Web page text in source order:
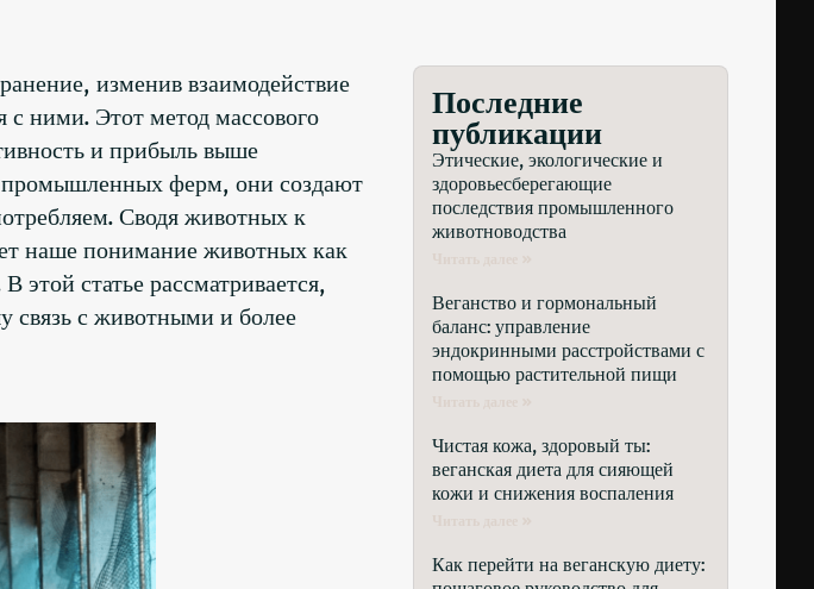
изменив взаимодействие
ними. Этот метод массового
и прибыль выше
промышленных ферм, они создают
Сводя животных к
наше понимание животных как
статье рассматривается,
связь с животными и более
Последние
публикации
Этические, экологические и
здоровьесберегающие
последствия промышленного
животноводства
Веганство и гормональный
баланс: управление
эндокринными расстройствами с
помощью растительной пищи
Чистая кожа, здоровый ты:
веганская диета для сияющей
кожи и снижения воспаления
Как перейти на веганскую диету: